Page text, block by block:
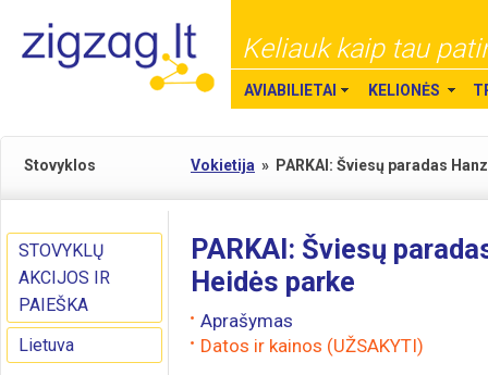
Keliauk kaip tau
AVIABILIETAI KELIONĖS
Stovyklos Vokietija » PARKAI: Šviesų paradas
STOVYKLŲ
AKCIJOS IR
PAIEŠKA
Lietuva
PARKAI: Šviesų
Heidės parke
Aprašymas
Datos ir kainos (UŽSAKYTI)